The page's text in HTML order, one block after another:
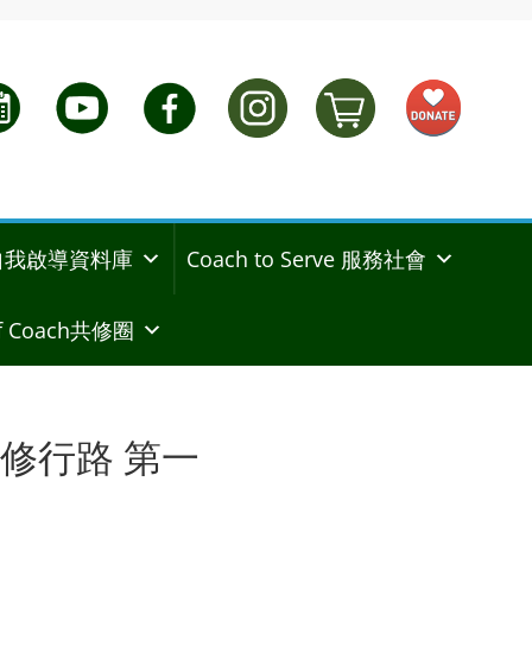
啟導資料庫 Coach to Serve 服務社會
Coach共修圈
行路 第一